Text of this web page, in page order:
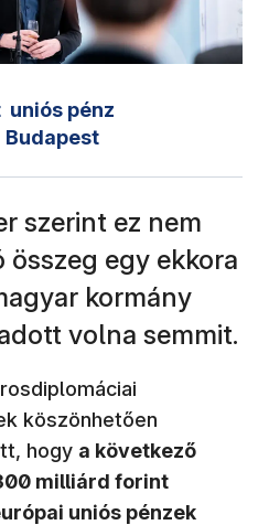
uniós pénz
Budapest
szerint ez nem
egy ekkora
kormány
volna semmit.
köszönhetően
hogy a következő
milliárd forint
uniós pénzek